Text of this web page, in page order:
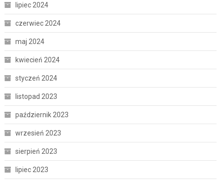
lipiec 2024
czerwiec 2024
maj 2024
kwiecień 2024
styczeń 2024
listopad 2023
październik 2023
wrzesień 2023
sierpień 2023
lipiec 2023